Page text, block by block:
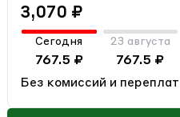
3,070 ₽
Сегодня
767.5 ₽
23 августа
767.5 ₽
Без комиссий и переплат